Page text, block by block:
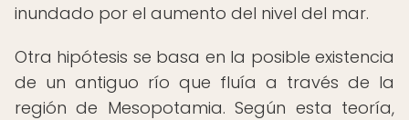
inundado por el aumento del nivel del mar.
Otra hipótesis se basa en la posible existencia
de un antiguo río que fluía a través de la
región de Mesopotamia. Según esta teoría,